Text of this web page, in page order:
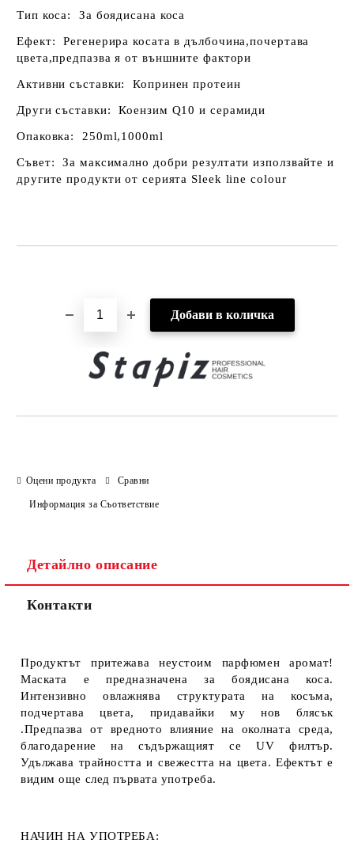
Тип коса: За боядисана коса
Ефект: Регенерира косата в дълбочина,почертава
цвета,предпазва я от външните фактори
Активни съставки: Копринен протеин
Други съставки:Коензим Q10 и серамиди
Опаковка: 250ml,1000ml
Съвет: За максимално добри резултати използвайте и
другите продукти от серията Sleek line colour
Оцени продукта Сравни
Информация за Съответствие
Детайлно описание
Контакти
Продуктът притежава неустоим парфюмен аромат!
Маската е предназначена за боядисана коса.
Интензивно овлажнява структурата на косъма,
подчертава цвета, придавайки му нов блясък
.Предпазва от вредното влияние на околната среда,
благодарение на съдържащият се UV филтър.
Удължава трайността и свежестта на цвета. Ефектът е
видим още след първата употреба.
НАЧИН НА УПОТРЕБА: